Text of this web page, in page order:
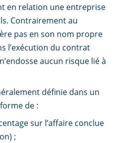
en relation une entreprise
Contrairement au
pas en son nom propre
l’exécution du contrat
aucun risque lié à
définie dans un
de :
sur l’affaire conclue
;